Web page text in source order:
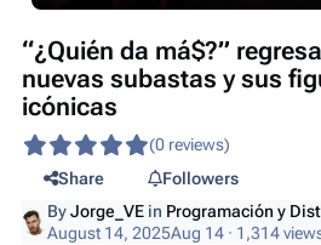
“¿Quién da má$?”
nuevas subastas y sus
icónicas
(0 reviews)
Share
Followers
ByJorge_VE in Programación y
August 14, 2025Aug 14 · 1,314